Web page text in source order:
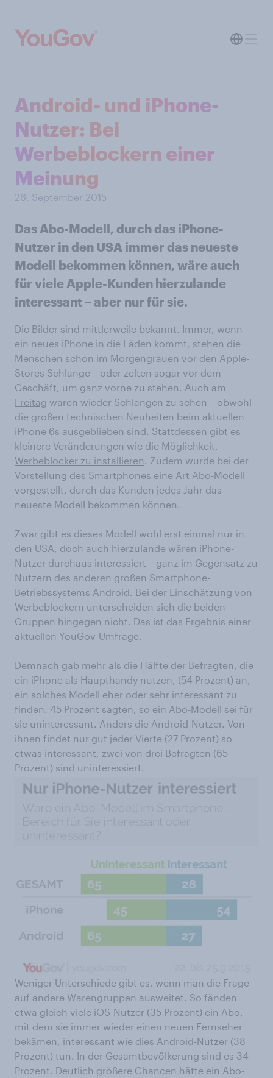
Android- und iPhone-
Nutzer: Bei
Werbeblockern einer
Meinung
26. September 2015
Das Abo-Modell, durch das iPhone-
Nutzer in den USA immer das neueste
Modell bekommen können, wäre auch
für viele Apple-Kunden hierzulande
interessant – aber nur für sie.
Die Bilder sind mittlerweile bekannt. Immer, wenn
ein neues iPhone in die Läden kommt, stehen die
Menschen schon im Morgengrauen vor den Apple-
Stores Schlange – oder zelten sogar vor dem
Geschäft, um ganz vorne zu stehen. Auch am
Freitag waren wieder Schlangen zu sehen – obwohl
die großen technischen Neuheiten beim aktuellen
iPhone 6s ausgeblieben sind. Stattdessen gibt es
kleinere Veränderungen wie die Möglichkeit,
Werbeblocker zu installieren. Zudem wurde bei der
Vorstellung des Smartphones eine Art Abo-Modell
vorgestellt, durch das Kunden jedes Jahr das
neueste Modell bekommen können.
Zwar gibt es dieses Modell wohl erst einmal nur in
den USA, doch auch hierzulande wären iPhone-
Nutzer durchaus interessiert – ganz im Gegensatz zu
Nutzern des anderen großen Smartphone-
Betriebssystems Android. Bei der Einschätzung von
Werbeblockern unterscheiden sich die beiden
Gruppen hingegen nicht. Das ist das Ergebnis einer
aktuellen YouGov-Umfrage.
Demnach gab mehr als die Hälfte der Befragten, die
ein iPhone als Haupthandy nutzen, (54 Prozent) an,
ein solches Modell eher oder sehr interessant zu
finden. 45 Prozent sagten, so ein Abo-Modell sei für
sie uninteressant. Anders die Android-Nutzer. Von
ihnen findet nur gut jeder Vierte (27 Prozent) so
etwas interessant, zwei von drei Befragten (65
Prozent) sind uninteressiert.
Weniger Unterschiede gibt es, wenn man die Frage
auf andere Warengruppen ausweitet. So fänden
etwa gleich viele iOS-Nutzer (35 Prozent) ein Abo,
mit dem sie immer wieder einen neuen Fernseher
bekämen, interessant wie dies Android-Nutzer (38
Prozent) tun. In der Gesamtbevölkerung sind es 34
Prozent. Deutlich größere Chancen hätte ein Abo-